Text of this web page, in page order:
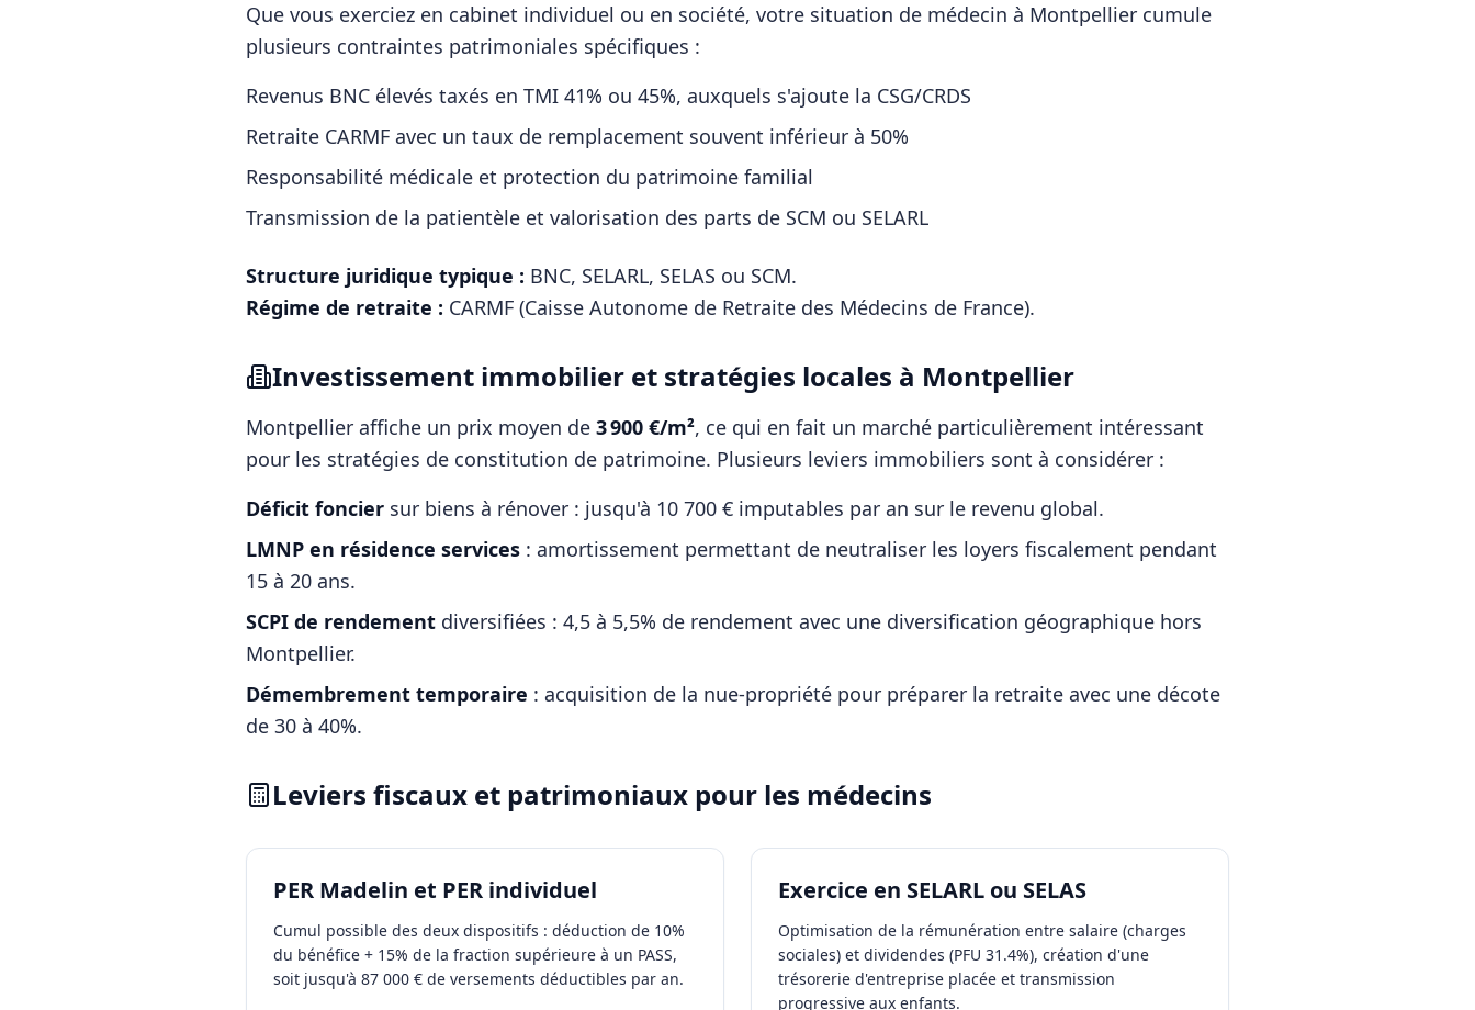
Que vous exerciez en cabinet individuel ou en société, votre situation de médecin à Montpellier cumule
plusieurs contraintes patrimoniales spécifiques :
Revenus BNC élevés taxés en TMI 41% ou 45%, auxquels s'ajoute la CSG/CRDS
Retraite CARMF avec un taux de remplacement souvent inférieur à 50%
Responsabilité médicale et protection du patrimoine familial
Transmission de la patientèle et valorisation des parts de SCM ou SELARL
Structure juridique typique : BNC, SELARL, SELAS ou SCM.
Régime de retraite : CARMF (Caisse Autonome de Retraite des Médecins de France).
Investissement immobilier et stratégies locales à Montpellier
Montpellier affiche un prix moyen de 3 900 €/m², ce qui en fait un marché particulièrement intéressant
pour les stratégies de constitution de patrimoine. Plusieurs leviers immobiliers sont à considérer :
Déficit foncier sur biens à rénover : jusqu'à 10 700 € imputables par an sur le revenu global.
LMNP en résidence services : amortissement permettant de neutraliser les loyers fiscalement pendant
15 à 20 ans.
SCPI de rendement diversifiées : 4,5 à 5,5% de rendement avec une diversification géographique hors
Montpellier.
Démembrement temporaire : acquisition de la nue-propriété pour préparer la retraite avec une décote
de 30 à 40%.
Leviers fiscaux et patrimoniaux pour les médecins
PER Madelin et PER individuel
Cumul possible des deux dispositifs : déduction de 10%
du bénéfice + 15% de la fraction supérieure à un PASS,
soit jusqu'à 87 000 € de versements déductibles par an.
Exercice en SELARL ou SELAS
Optimisation de la rémunération entre salaire (charges
sociales) et dividendes (PFU 31.4%), création d'une
trésorerie d'entreprise placée et transmission
progressive aux enfants.